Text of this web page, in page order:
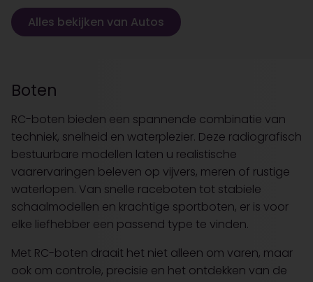
Alles bekijken van Autos
Boten
RC-boten bieden een spannende combinatie van
techniek, snelheid en waterplezier. Deze radiografisch
bestuurbare modellen laten u realistische
vaarervaringen beleven op vijvers, meren of rustige
waterlopen. Van snelle raceboten tot stabiele
schaalmodellen en krachtige sportboten, er is voor
elke liefhebber een passend type te vinden.
Met RC-boten draait het niet alleen om varen, maar
ook om controle, precisie en het ontdekken van de